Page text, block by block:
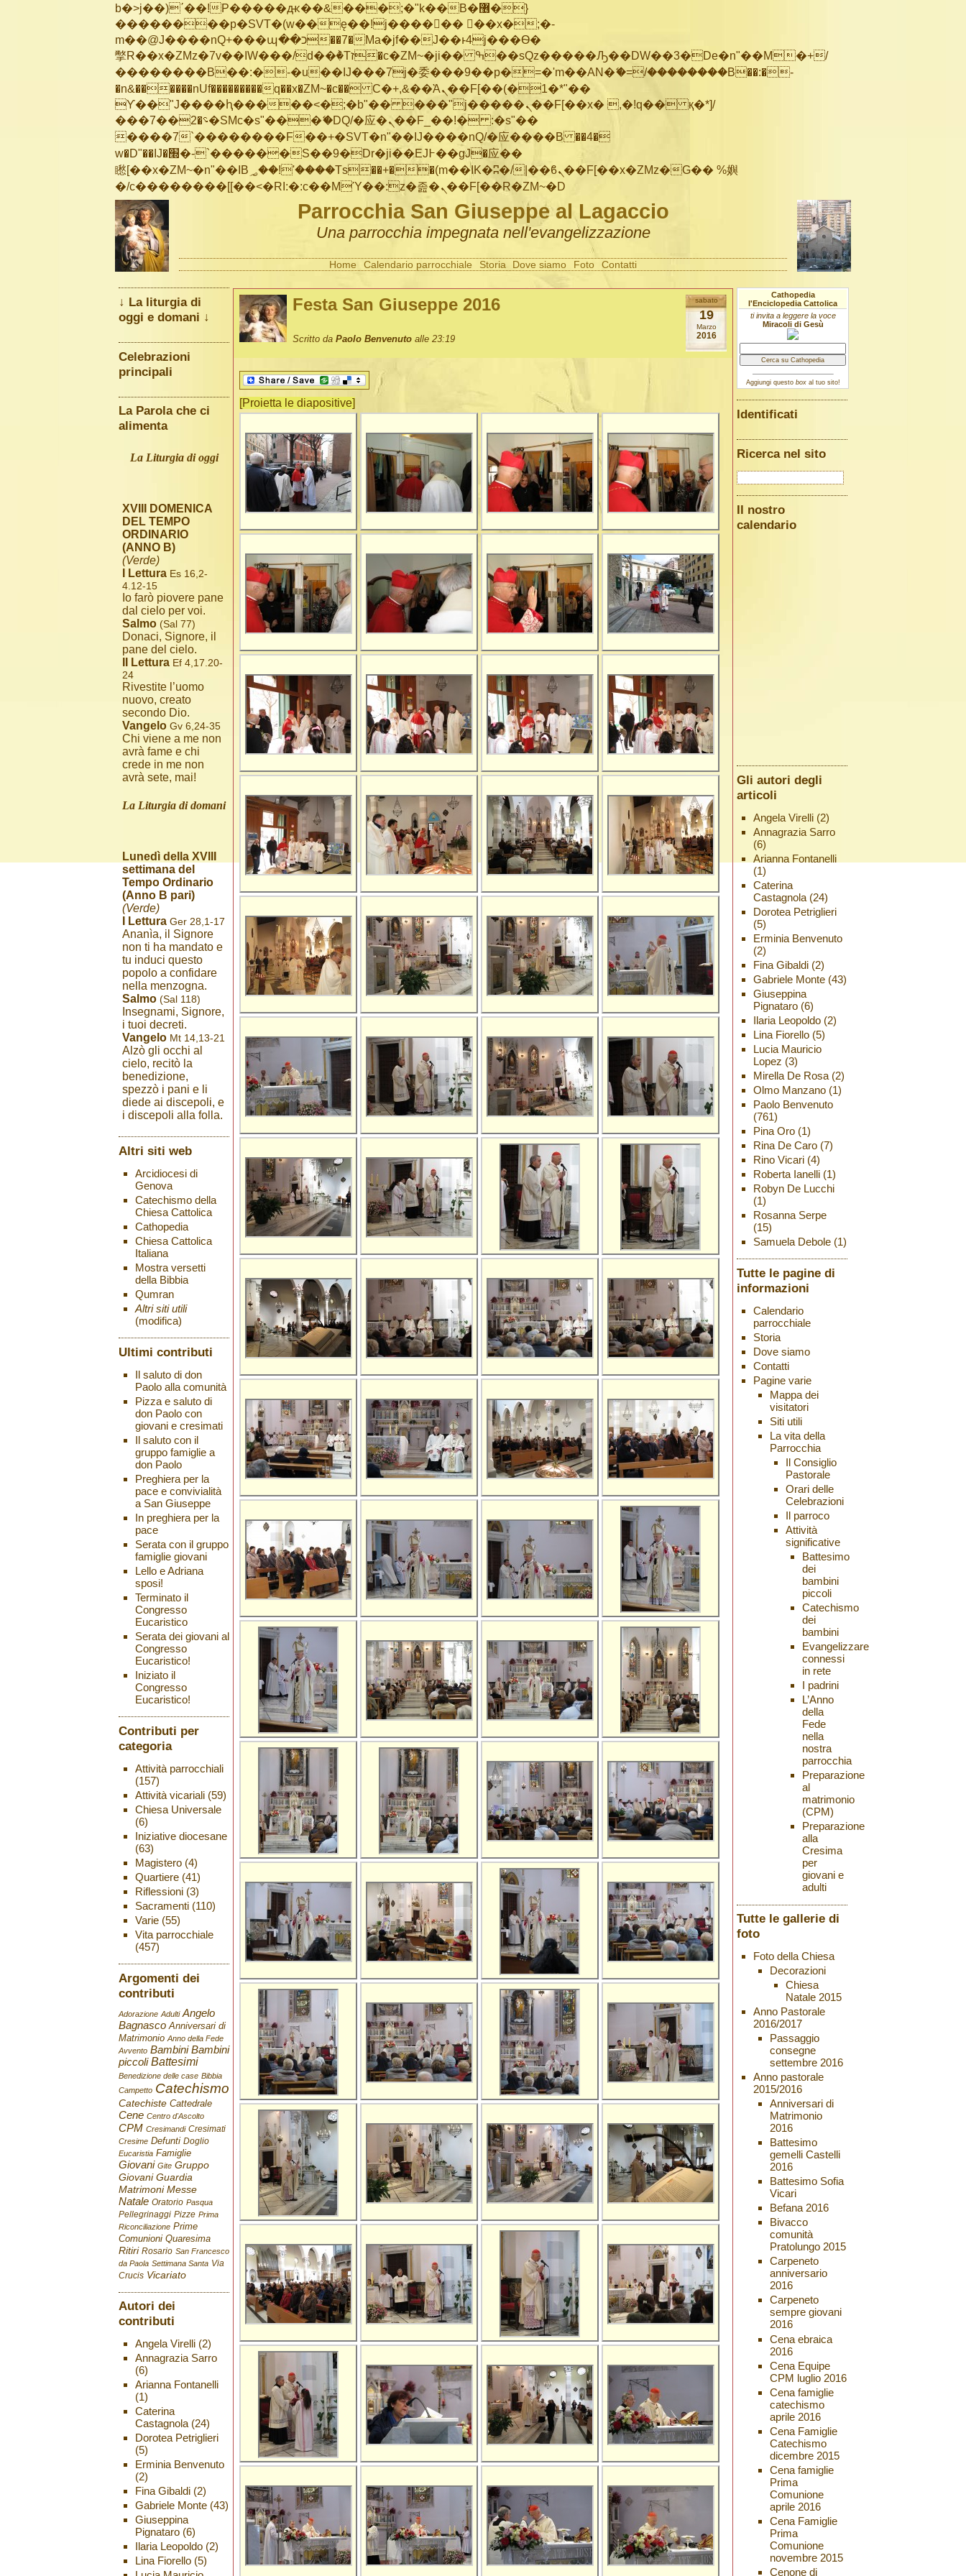
b�>j��)΄��!P�����ԫ��&���;�"k��B�޶�}
��������p�SVT�(w��ę��!j������ ��x�;�-
m��@J����nQ+���պ��כ��7�Ma�jf��J��ͱ4j���Ѳ�
撆R��x�ZMz�7v��IW���/d��ٞ�Тז�c�ZM~�ji�� ߒ��sQz�����Ԡ��DW��3�De�n"��M�+/
��������B��:�-�u��IJ���7j�委���9��p�=�'m��AN�ޭ�=/��������B��:�-
�n&������nUf���������q��x�ZM~�c�� Ϲ�+,&��Ὰܢ��F[��(�1�*"��
ϒ��"J����ԧ�����<�;�b"�� ���"j�����ܢ��F[��x� ,�!q�� қ�*]/
���؝�2��7�SMc�s"���ޭ�DQ/�应�ܢ��F_��!� :�s"��
����7`��������F��+�SVT�n"��IJ����nQ/�应����B ��4�
w�D"��IJ�׭�-`������S��9�Dr�ji��EJ߅��gJ�应��
矁[��x�ZM~�n"��IB؃��!'����Тѕ��+��(m��IK�ʭ�/|��ϐܢ��F[��x�ZMz�G�� %嬩
�/c��������[[��<�RI:�:c��MΎ��:z�졾�ܢ��F[��R�ZM~�D
Parrocchia San Giuseppe al Lagaccio
Una parrocchia impegnata nell'evangelizzazione
Home Calendario parrocchiale Storia Dove siamo Foto Contatti
sabato
19
Marzo
2016
Festa San Giuseppe 2016
Scritto da Paolo Benvenuto alle 23:19
[Proietta le diapositive]
↓ La liturgia di
oggi e domani ↓
Celebrazioni
principali
La Parola che ci
alimenta
La Liturgia di oggi
XVIII DOMENICA
DEL TEMPO
ORDINARIO
(ANNO B)
(Verde)
I Lettura Es 16,2-
4.12-15
Io farò piovere pane
dal cielo per voi.
Salmo (Sal 77)
Donaci, Signore, il
pane del cielo.
II Lettura Ef 4,17.20-
24
Rivestite l’uomo
nuovo, creato
secondo Dio.
Vangelo Gv 6,24-35
Chi viene a me non
avrà fame e chi
crede in me non
avrà sete, mai!
La Liturgia di domani
Lunedì della XVIII
settimana del
Tempo Ordinario
(Anno B pari)
(Verde)
I Lettura Ger 28,1-17
Ananìa, il Signore
non ti ha mandato e
tu induci questo
popolo a confidare
nella menzogna.
Salmo (Sal 118)
Insegnami, Signore,
i tuoi decreti.
Vangelo Mt 14,13-21
Alzò gli occhi al
cielo, recitò la
benedizione,
spezzò i pani e li
diede ai discepoli, e
i discepoli alla folla.
Altri siti web
Arcidiocesi di
Genova
Catechismo della
Chiesa Cattolica
Cathopedia
Chiesa Cattolica
Italiana
Mostra versetti
della Bibbia
Qumran
Altri siti utili
(modifica)
Ultimi contributi
Il saluto di don
Paolo alla comunità
Pizza e saluto di
don Paolo con
giovani e cresimati
Il saluto con il
gruppo famiglie a
don Paolo
Preghiera per la
pace e convivialità
a San Giuseppe
In preghiera per la
pace
Serata con il gruppo
famiglie giovani
Lello e Adriana
sposi!
Terminato il
Congresso
Eucaristico
Serata dei giovani al
Congresso
Eucaristico!
Iniziato il
Congresso
Eucaristico!
Contributi per
categoria
Attività parrocchiali
(157)
Attività vicariali(59)
Chiesa Universale
(6)
Iniziative diocesane
(63)
Magistero(4)
Quartiere(41)
Riflessioni(3)
Sacramenti(110)
Varie(55)
Vita parrocchiale
(457)
Argomenti dei
contributi
Adorazione Adulti Angelo
Bagnasco Anniversari di
Matrimonio Anno della Fede
Avvento Bambini Bambini
piccoli Battesimi
Benedizione delle case Bibbia
Campetto Catechismo
Catechiste Cattedrale
Cene Centro d'Ascolto
CPM Cresimandi Cresimati
Cresime Defunti Doglio
Eucaristia Famiglie
Giovani Gite Gruppo
Giovani Guardia
Matrimoni Messe
Natale Oratorio Pasqua
Pellegrinaggi Pizze Prima
Riconciliazione Prime
Comunioni Quaresima
Ritiri Rosario San Francesco
da Paola Settimana Santa Via
Crucis Vicariato
Autori dei
contributi
Angela Virelli(2)
Annagrazia Sarro
(6)
Arianna Fontanelli
(1)
Caterina
Castagnola(24)
Dorotea Petriglieri
(5)
Erminia Benvenuto
(2)
Fina Gibaldi(2)
Gabriele Monte(43)
Giuseppina
Pignataro(6)
Ilaria Leopoldo(2)
Lina Fiorello(5)
Cathopedia
l'Enciclopedia Cattolica
ti invita a leggere la voce
Miracoli di Gesù
Aggiungi questo boxal tuo sito!
Identificati
Ricerca nel sito
Il nostro
calendario
Gli autori degli
articoli
Angela Virelli(2)
Annagrazia Sarro
(6)
Arianna Fontanelli
(1)
Caterina
Castagnola(24)
Dorotea Petriglieri
(5)
Erminia Benvenuto
(2)
Fina Gibaldi(2)
Gabriele Monte(43)
Giuseppina
Pignataro(6)
Ilaria Leopoldo(2)
Lina Fiorello(5)
Lucia Mauricio
Lopez (3)
Mirella De Rosa(2)
Olmo Manzano(1)
Paolo Benvenuto
(761)
Pina Oro(1)
Rina De Caro(7)
Rino Vicari(4)
Roberta Ianelli(1)
Robyn De Lucchi
(1)
Rosanna Serpe
(15)
Samuela Debole(1)
Tutte le pagine di
informazioni
Calendario
parrocchiale
Storia
Dove siamo
Contatti
Pagine varie
Mappa dei
visitatori
Siti utili
La vita della
Parrocchia
Il Consiglio
Pastorale
Orari delle
Celebrazioni
Il parroco
Attività
significative
Battesimo
dei
bambini
piccoli
Catechismo
dei
bambini
Evangelizzare
connessi
in rete
I padrini
L’Anno
della
Fede
nella
nostra
parrocchia
Preparazione
al
matrimonio
(CPM)
Preparazione
alla
Cresima
per
giovani e
adulti
Tutte le gallerie di
foto
Foto della Chiesa
Decorazioni
Chiesa
Natale 2015
Anno Pastorale
2016/2017
Passaggio
consegne
settembre 2016
Anno pastorale
2015/2016
Anniversari di
Matrimonio
2016
Battesimo
gemelli Castelli
2016
Battesimo Sofia
Vicari
Befana 2016
Bivacco
comunità
Pratolungo 2015
Carpeneto
anniversario
2016
Carpeneto
sempre giovani
2016
Cena ebraica
2016
Cena Equipe
CPM luglio 2016
Cena famiglie
catechismo
aprile 2016
Cena Famiglie
Catechismo
dicembre 2015
Cena famiglie
Prima
Comunione
aprile 2016
Cena Famiglie
Prima
Comunione
novembre 2015
Cenone di